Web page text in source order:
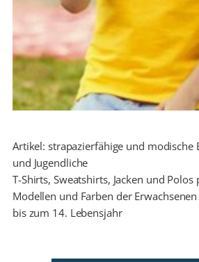
Artikel: strapazierfähige und modische
und Jugendliche
T-Shirts, Sweatshirts, Jacken und Polos
Modellen und Farben der
bis zum 14. Lebensjahr